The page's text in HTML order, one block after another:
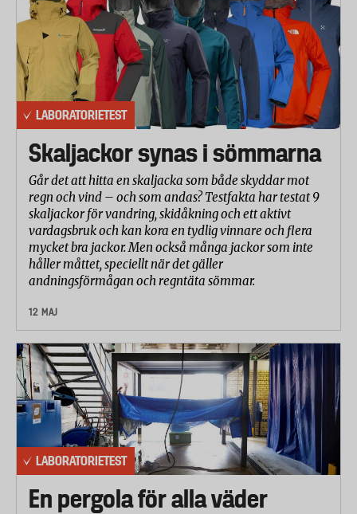
LABORATORIETEST
Skaljackor synas i sömmarna
Går det att hitta en skaljacka som både skyddar mot
regn och vind – och som andas? Testfakta har testat 9
skaljackor för vandring, skidåkning och ett aktivt
vardagsbruk och kan kora en tydlig vinnare och flera
mycket bra jackor. Men också många jackor som inte
håller måttet, speciellt när det gäller
andningsförmågan och regntäta sömmar.
12 MAJ
LABORATORIETEST
En pergola för alla väder